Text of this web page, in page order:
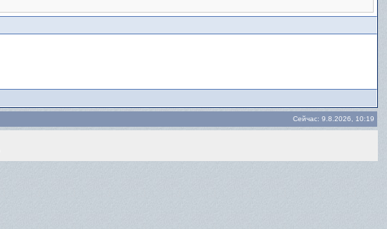
Сейчас: 9.8.2026, 10:19